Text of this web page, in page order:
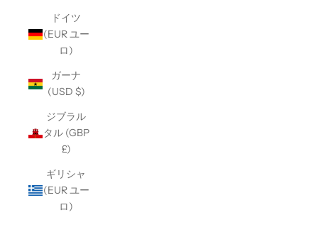
ドイツ
(EUR ユー
ロ)
ガーナ
(USD $)
ジブラル
タル (GBP
£)
ギリシャ
(EUR ユー
ロ)